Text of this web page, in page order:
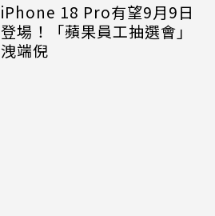
iPhone 18 Pro有望9月9日
登場！「蘋果員工抽選會」
洩端倪